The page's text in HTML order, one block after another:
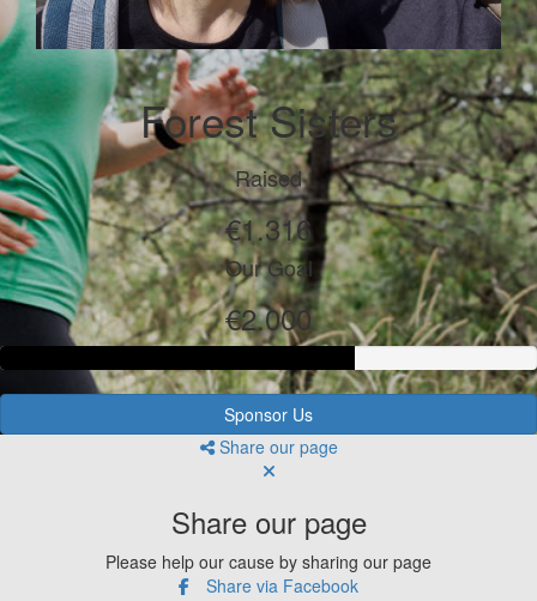
Forest Sisters
Raised
€1.316
Our Goal
€2.000
Sponsor Us
Share our page
Share our page
Please help our cause by sharing our page
Share via Facebook